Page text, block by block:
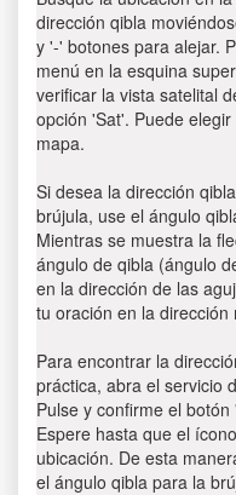
dirección qibla
y '-' botones para alejar.
menú en la esquina
verificar la vista satelital
opción 'Sat'. Puede
mapa.
Si desea la dirección
brújula, use el ángulo
Mientras se muestra la
ángulo de qibla (ángulo
en la dirección de las
tu oración en la
Para encontrar la
práctica, abra el servicio
Pulse y confirme el
Espere hasta que el
ubicación. De esta
el ángulo qibla para la